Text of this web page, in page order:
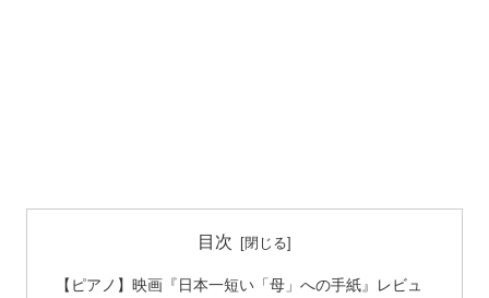
目次
【ピアノ】映画『日本一短い「母」への手紙』レビュ